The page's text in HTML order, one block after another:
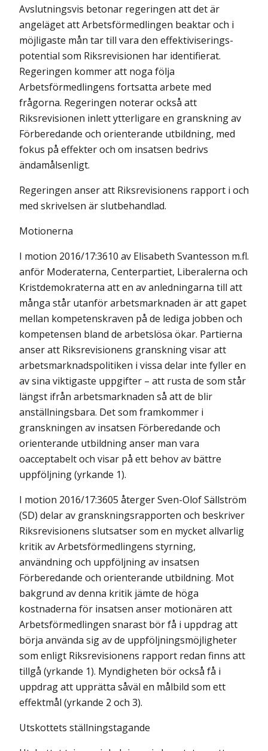
Avslutningsvis betonar regeringen att det är
angeläget att Arbets­förmedlingen beaktar och i
möjligaste mån tar till vara den effektiviserings­
potential som Riksrevisionen har identifierat.
Regeringen kommer att noga följa
Arbetsförmedlingens fortsatta arbete med
frågorna. Regeringen noterar också att
Riksrevisionen inlett ytterligare en granskning av
Förberedande och orienterande utbildning, med
fokus på effekter och om insatsen bedrivs
ändamålsenligt.
Regeringen anser att Riksrevisionens rapport i och
med skrivelsen är slutbehandlad.
Motionerna
I motion 2016/17:3610 av Elisabeth Svantesson m.fl.
anför Moderaterna, Centerpartiet, Liberalerna och
Kristdemokraterna att en av anledningarna till att
många står utanför arbetsmarknaden är att gapet
mellan kompetens­kraven på de lediga jobben och
kompetensen bland de arbetslösa ökar. Partierna
anser att Riksrevisionens granskning visar att
arbetsmarknadspolitiken i vissa delar inte fyller en
av sina viktigaste uppgifter – att rusta de som står
längst ifrån arbetsmarknaden så att de blir
anställningsbara. Det som framkommer i
granskningen av insatsen Förberedande och
orienterande utbildning anser man vara
oacceptabelt och visar på ett behov av bättre
uppföljning (yrkande 1).
I motion 2016/17:3605 återger Sven-Olof Sällström
(SD) delar av gransknings­rapporten och beskriver
Riksrevisionens slutsatser som en mycket allvarlig
kritik av Arbetsförmedlingens styrning,
användning och uppföljning av insatsen
Förberedande och orienterande utbildning. Mot
bakgrund av denna kritik jämte de höga
kostnaderna för insatsen anser motionären att
Arbetsförmedlingen snarast bör få i uppdrag att
börja använda sig av de uppföljningsmöjligheter
som enligt Riksrevisionens rapport redan finns att
tillgå (yrkande 1). Myndigheten bör också få i
uppdrag att upprätta såväl en målbild som ett
effektmål (yrkande 2 och 3).
Utskottets ställningstagande